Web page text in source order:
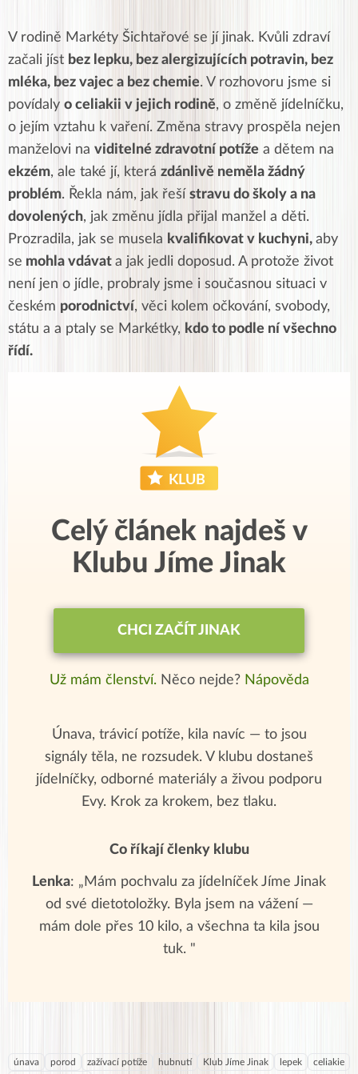
V rodině Markéty Šichtařové se jí jinak. Kvůli zdraví
začali jíst bez lepku, bez alergizujících potravin, bez
mléka, bez vajec a bez chemie. V rozhovoru jsme si
povídaly o celiakii v jejich rodině, o změně jídelníčku,
o jejím vztahu k vaření. Změna stravy prospěla nejen
manželovi na viditelné zdravotní potíže a dětem na
ekzém, ale také jí, která zdánlivě neměla žádný
problém. Řekla nám, jak řeší stravu do školy a na
dovolených, jak změnu jídla přijal manžel a děti.
Prozradila, jak se musela kvalifikovat v kuchyni, aby
se mohla vdávat a jak jedli doposud. A protože život
není jen o jídle, probraly jsme i současnou situaci v
českém porodnictví, věci kolem očkování, svobody,
státu a a ptaly se Markétky, kdo to podle ní všechno
řídí.
Celý článek najdeš v
Klubu Jíme Jinak
CHCI ZAČÍT JINAK
Už mám členství. Něco nejde? Nápověda
Únava, trávicí potíže, kila navíc — to jsou
signály těla, ne rozsudek. V klubu dostaneš
jídelníčky, odborné materiály a živou podporu
Evy. Krok za krokem, bez tlaku.
Co říkají členky klubu
Lenka: „Mám pochvalu za jídelníček Jíme Jinak
od své dietotoložky. Byla jsem na vážení —
mám dole přes 10 kilo, a všechna ta kila jsou
tuk. "
únava porod zažívací potíže hubnutí Klub Jíme Jinak lepek
celiakie